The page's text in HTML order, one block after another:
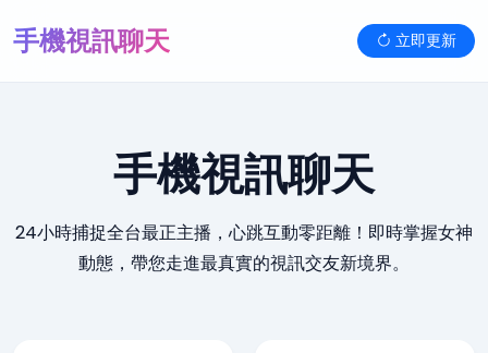
手機視訊聊天 立即更新
手機視訊聊天
24小時捕捉全台最正主播，心跳互動零距離！即時掌握女神
動態，帶您走進最真實的視訊交友新境界。